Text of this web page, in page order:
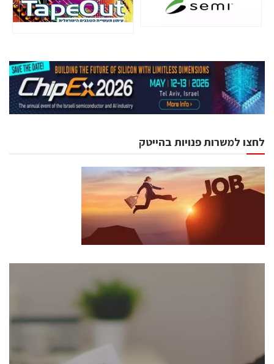
לחצו למשרות פנויות בהייטק
כנסים ואירועים
לכל העוסקים בתעשיית הסמיקונדקטור כולל מהנדסים,